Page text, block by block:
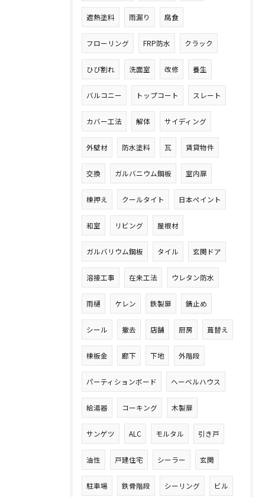
遮熱塗料 雨漏り 腐食
フローリング FRP防水 クラック
ひび割れ 洗面室 改修 養生
バルコニー トップコート スレート
カバー工法 解体 サイディング
外壁材 防水塗料 瓦 賃貸物件
交換 ガルバニウム鋼板 室内扉
棟押え クールタイト 日本ペイント
和室 リビング 屋根材
ガルバリウム鋼板 タイル 玄関ドア
溶接工事 在来工法 ウレタン防水
雨樋 ケレン 鉄製扉 錆止め
シール 撤去 店舗 厨房 葺替え
棟板金 廊下 下地 外階段
パーティションボード ヘーベルハウス
給湯器 コーキング 木製扉
サンゲツ ALC モルタル 引き戸
油性 戸建住宅 シーラー 玄関
駐車場 鉄骨階段 シーリング ビル